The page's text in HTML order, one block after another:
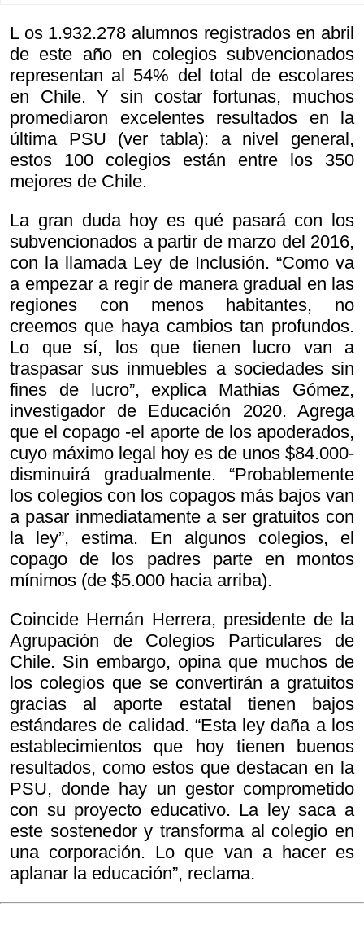
L os 1.932.278 alumnos registrados en abril
de este año en colegios subvencionados
representan al 54% del total de escolares
en Chile. Y sin costar fortunas, muchos
promediaron excelentes resultados en la
última PSU (ver tabla): a nivel general,
estos 100 colegios están entre los 350
mejores de Chile.
La gran duda hoy es qué pasará con los
subvencionados a partir de marzo del 2016,
con la llamada Ley de Inclusión. “Como va
a empezar a regir de manera gradual en las
regiones con menos habitantes, no
creemos que haya cambios tan profundos.
Lo que sí, los que tienen lucro van a
traspasar sus inmuebles a sociedades sin
fines de lucro”, explica Mathias Gómez,
investigador de Educación 2020. Agrega
que el copago -el aporte de los apoderados,
cuyo máximo legal hoy es de unos $84.000-
disminuirá gradualmente. “Probablemente
los colegios con los copagos más bajos van
a pasar inmediatamente a ser gratuitos con
la ley”, estima. En algunos colegios, el
copago de los padres parte en montos
mínimos (de $5.000 hacia arriba).
Coincide Hernán Herrera, presidente de la
Agrupación de Colegios Particulares de
Chile. Sin embargo, opina que muchos de
los colegios que se convertirán a gratuitos
gracias al aporte estatal tienen bajos
estándares de calidad. “Esta ley daña a los
establecimientos que hoy tienen buenos
resultados, como estos que destacan en la
PSU, donde hay un gestor comprometido
con su proyecto educativo. La ley saca a
este sostenedor y transforma al colegio en
una corporación. Lo que van a hacer es
aplanar la educación”, reclama.